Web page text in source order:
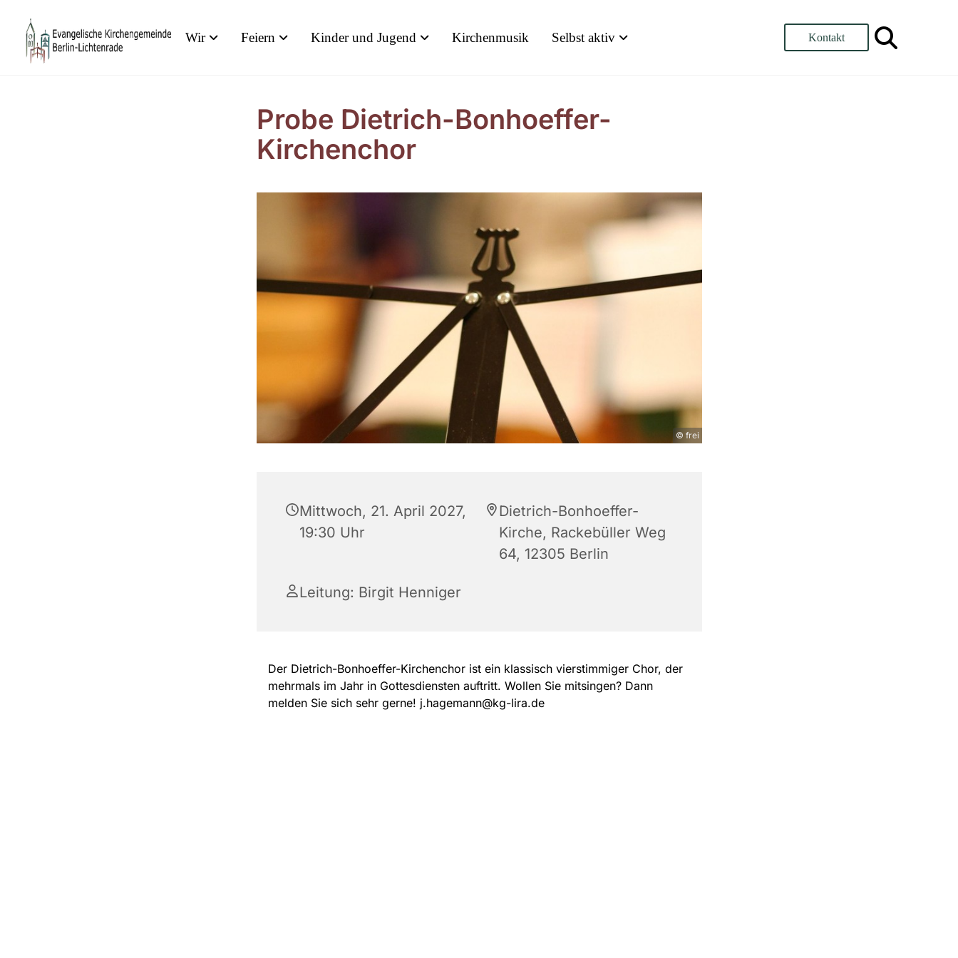
Wir Feiern Kinder und Jugend Kirchenmusik Selbst aktiv Kontakt
Probe Dietrich-Bonhoeffer-
Kirchenchor
© frei
Mittwoch, 21. April 2027,
19:30 Uhr
Dietrich-Bonhoeffer-
Kirche, Rackebüller Weg
64, 12305 Berlin
Leitung: Birgit Henniger
Der Dietrich-Bonhoeffer-Kirchenchor ist ein klassisch vierstimmiger Chor, der
mehrmals im Jahr in Gottesdiensten auftritt. Wollen Sie mitsingen? Dann
melden Sie sich sehr gerne! j.hagemann@kg-lira.de